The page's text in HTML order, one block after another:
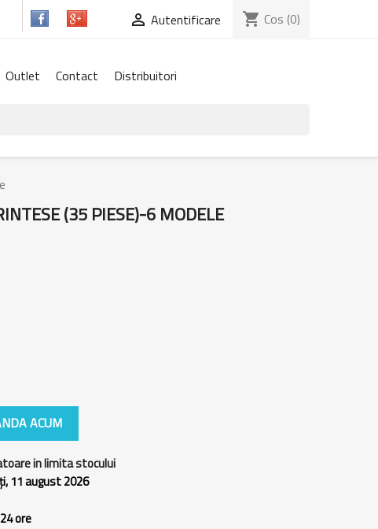
 Autentificare shopping_cart Cos (0)
Outlet Contact Distribuitori
(35 PIESE)-6 MODELE
ACUM
in limita stocului
11 august 2026
ore